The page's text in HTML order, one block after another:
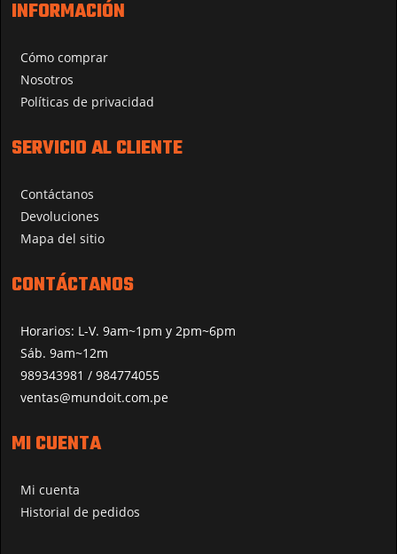
INFORMACIÓN
Cómo comprar
Nosotros
Políticas de privacidad
SERVICIO AL CLIENTE
Contáctanos
Devoluciones
Mapa del sitio
CONTÁCTANOS
Horarios: L-V. 9am~1pm y 2pm~6pm
Sáb. 9am~12m
989343981 / 984774055
ventas@mundoit.com.pe
MI CUENTA
Mi cuenta
Historial de pedidos